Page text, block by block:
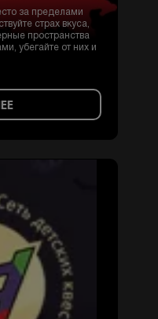
за пределами
страх вкуса,
пространства
убегайте от них и